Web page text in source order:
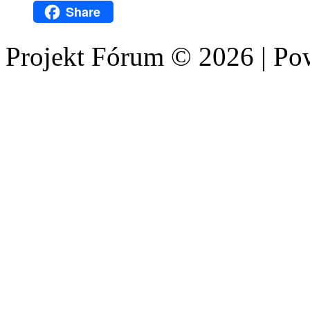
WhatsAppShare
Projekt Fórum © 2026 |